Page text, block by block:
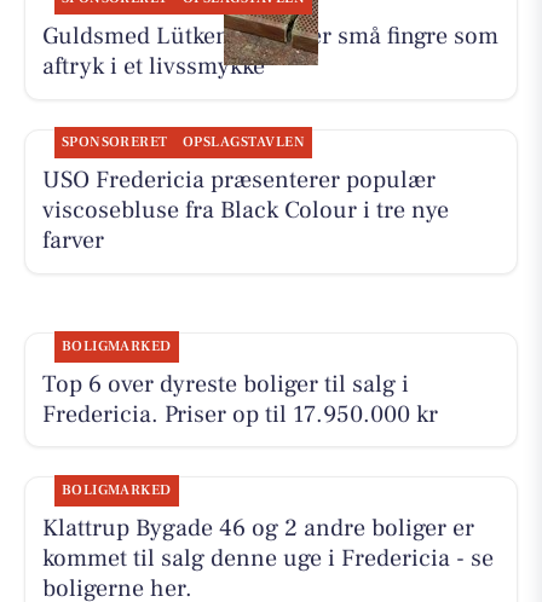
Guldsmed Lütken foreviger små fingre som
aftryk i et livssmykke
SPONSORERET OPSLAGSTAVLEN
USO Fredericia præsenterer populær
viscosebluse fra Black Colour i tre nye
farver
BOLIGMARKED
Top 6 over dyreste boliger til salg i
Fredericia. Priser op til 17.950.000 kr
BOLIGMARKED
Klattrup Bygade 46 og 2 andre boliger er
kommet til salg denne uge i Fredericia - se
boligerne her.